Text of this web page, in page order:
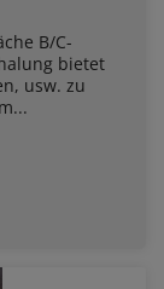
B/C-
bietet
usw. zu